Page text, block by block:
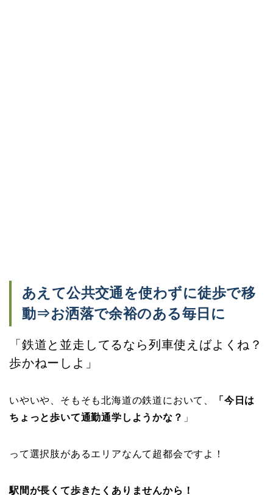
あえて公共交通を使わずに徒歩で移
動⇒お洒落で余裕のある毎日に
「鉄道と並走してるなら列車使えばよくね？
歩かねーしよ」
いやいや、そもそも北海道の鉄道において、
「今日は
ちょっと歩いて通勤通学しようかな？ 」
って選択肢があるエリアなんて超都会ですよ！
駅間が長くて歩きたくありませんから！